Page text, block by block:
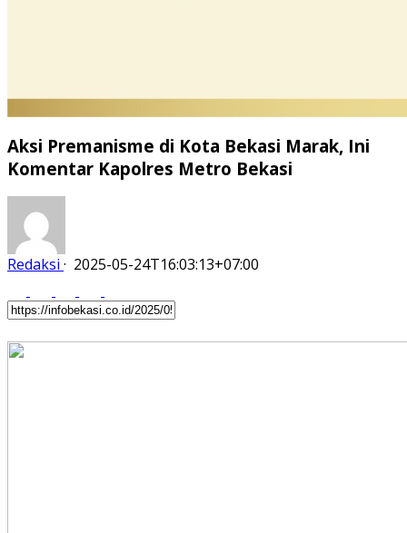
Aksi Premanisme di Kota Bekasi Marak, Ini
Komentar Kapolres Metro Bekasi
Redaksi · 2025-05-24T16:03:13+07:00